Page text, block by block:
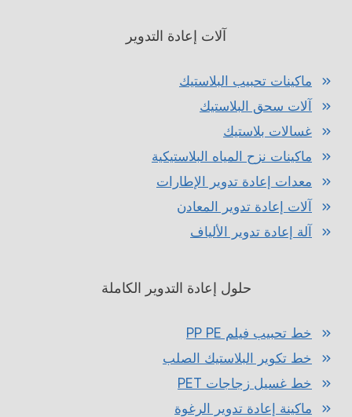
آلات إعادة التدوير
ماكينات تحبيب البلاستيك
آلات سحق البلاستيك
غسالات بلاستيك
ماكينات نزح المياه البلاستيكية
معدات إعادة تدوير الإطارات
آلات إعادة تدوير المعادن
آلة إعادة تدوير الألياف
حلول إعادة التدوير الكاملة
خط تحبيب فيلم PP PE
خط تكوير البلاستيك الصلب
خط غسيل زجاجات PET
ماكينة إعادة تدوير الرغوة